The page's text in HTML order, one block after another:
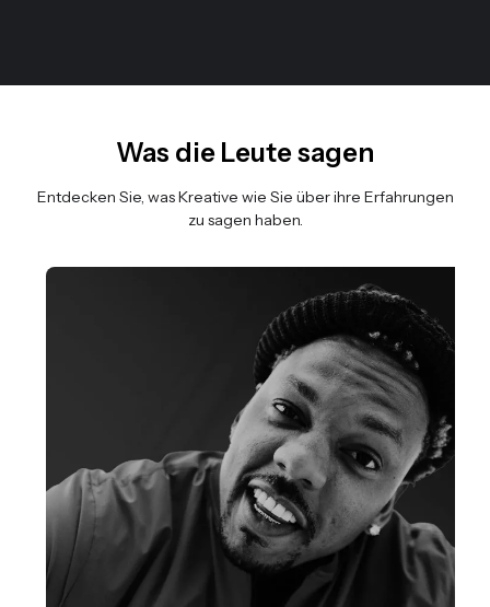
Was die Leute sagen
Entdecken Sie, was Kreative wie Sie über ihre Erfahrungen
zu sagen haben.
Folie 3 von 3